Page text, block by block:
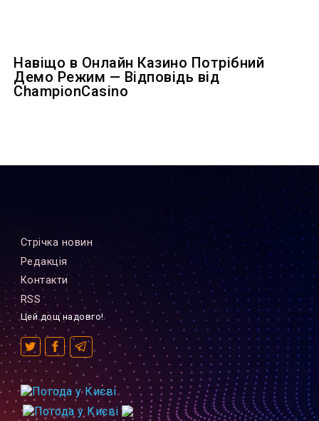
Навіщо в Онлайн Казино Потрібний
Демо Режим — Відповідь від
ChampionCasino
Стрiчка новин
Редакцiя
Контакти
RSS
Цей дощ надовго!